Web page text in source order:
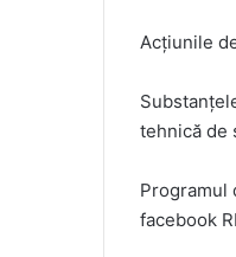
Acțiunile
tehnică de
Programul
facebook